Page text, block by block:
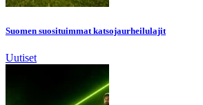
Suomen suosituimmat katsojaurheilulajit
Uutiset